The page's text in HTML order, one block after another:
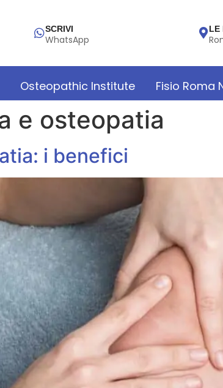
SCRIVI
WhatsApp
LE
Osteopathic Institute Fisio Roma
e osteopatia
i benefici